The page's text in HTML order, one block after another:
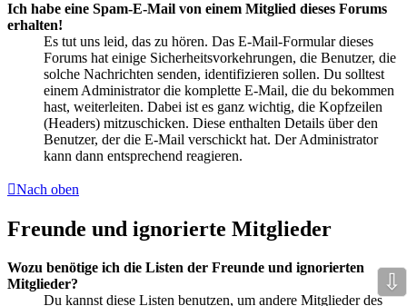
Ich habe eine Spam-E-Mail von einem Mitglied dieses Forums
erhalten!
Es tut uns leid, das zu hören. Das E-Mail-Formular dieses
Forums hat einige Sicherheitsvorkehrungen, die Benutzer, die
solche Nachrichten senden, identifizieren sollen. Du solltest
einem Administrator die komplette E-Mail, die du bekommen
hast, weiterleiten. Dabei ist es ganz wichtig, die Kopfzeilen
(Headers) mitzuschicken. Diese enthalten Details über den
Benutzer, der die E-Mail verschickt hat. Der Administrator
kann dann entsprechend reagieren.
Nach oben
Freunde und ignorierte Mitglieder
Wozu benötige ich die Listen der Freunde und ignorierten
Mitglieder?
Du kannst diese Listen benutzen, um andere Mitglieder des
⇩